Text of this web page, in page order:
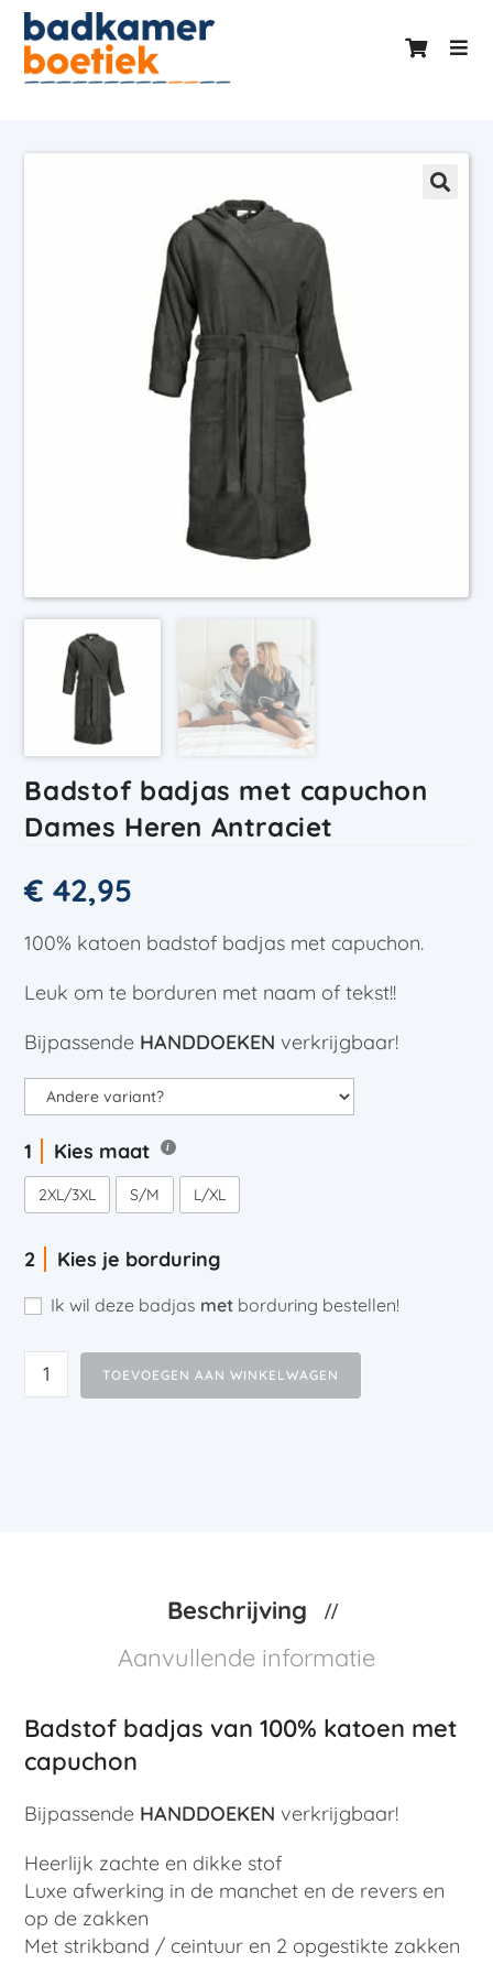
Badstof badjas met capuchon
Dames Heren Antraciet
€ 42,95
100% katoen badstof badjas met capuchon.
Leuk om te borduren met naam of tekst!!
Bijpassende HANDDOEKEN verkrijgbaar!
Kies maat
2XL/3XL S/M L/XL
Kies je borduring
Ik wil deze badjas met borduring bestellen!
TOEVOEGEN AAN WINKELWAGEN
Beschrijving
Aanvullende informatie
Badstof badjas van 100% katoen met
capuchon
Bijpassende HANDDOEKEN verkrijgbaar!
Heerlijk zachte en dikke stof
Luxe afwerking in de manchet en de revers en
op de zakken
Met strikband / ceintuur en 2 opgestikte zakken